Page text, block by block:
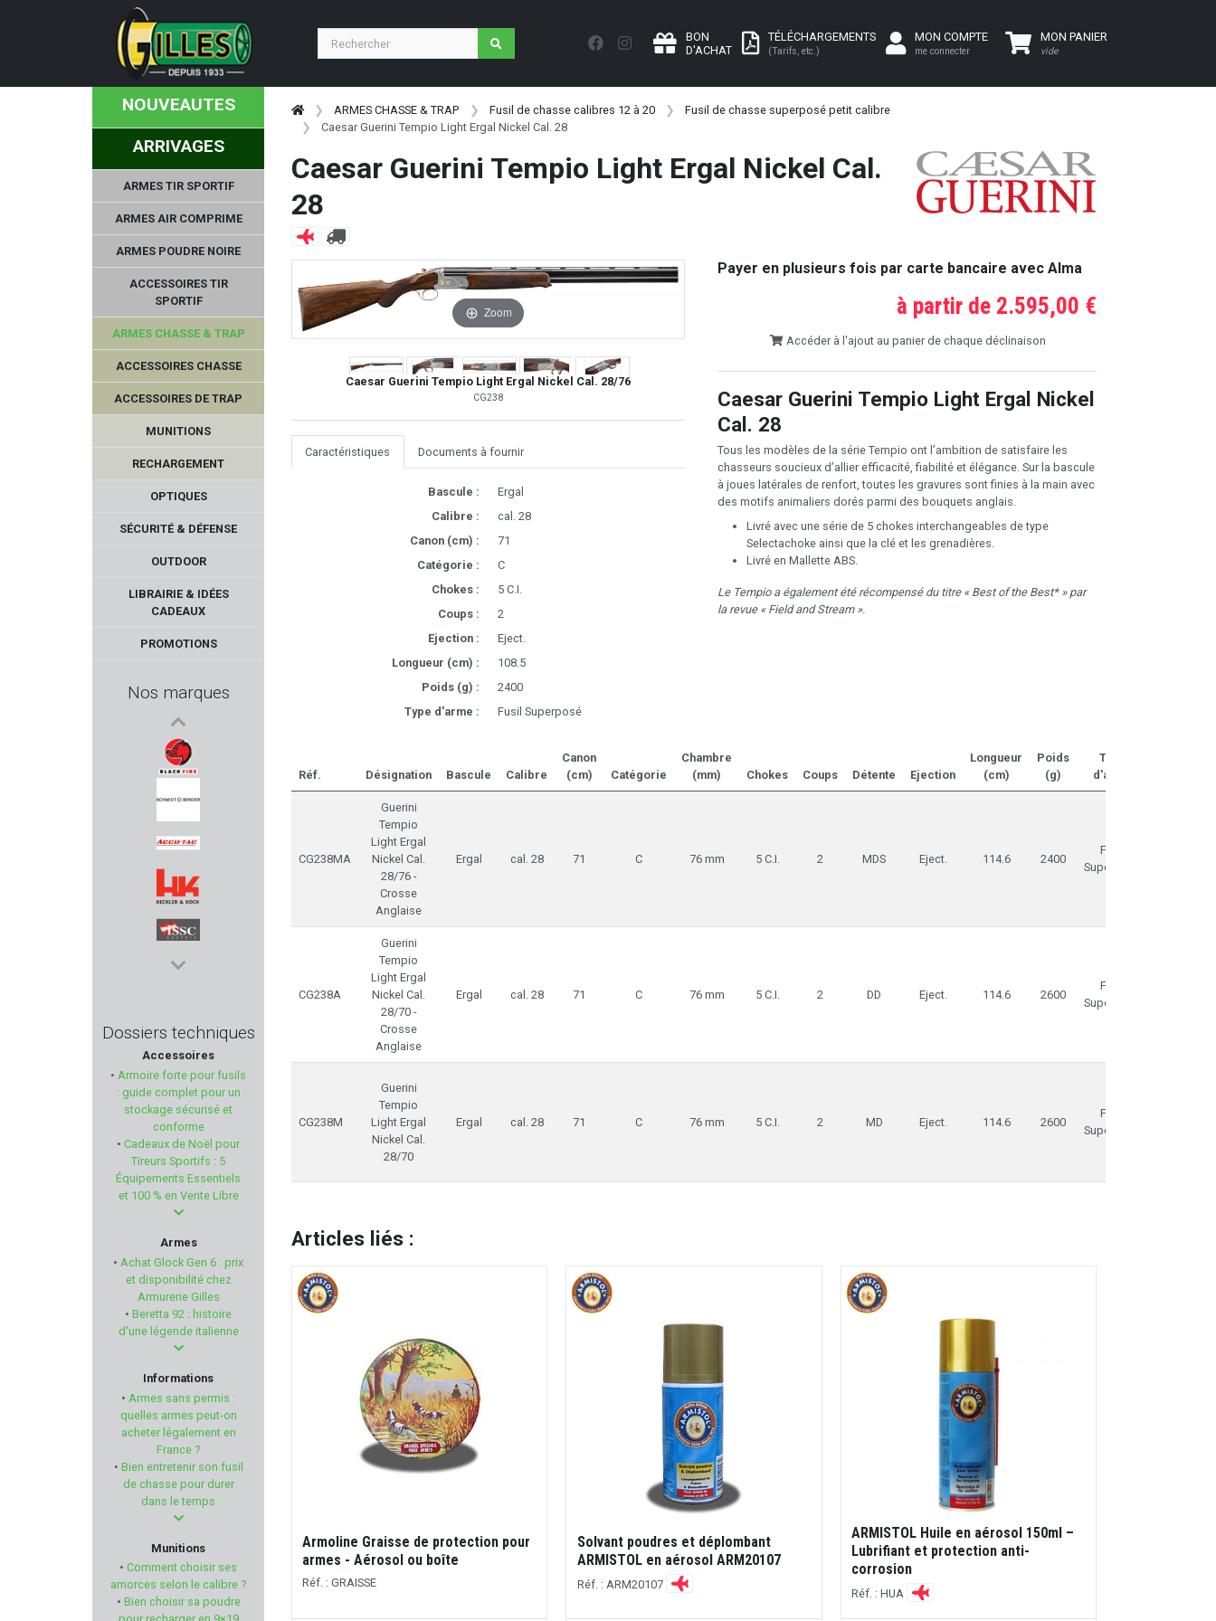
BON
D'ACHAT
TÉLÉCHARGEMENTS
(Tarifs, etc.)
MON COMPTE
me connecter
MON PANIER
vide
NOUVEAUTES
ARRIVAGES
ARMES TIR SPORTIF
ARMES AIR COMPRIME
ARMES POUDRE NOIRE
ACCESSOIRES TIR
SPORTIF
ARMES CHASSE & TRAP
ACCESSOIRES CHASSE
ACCESSOIRES DE TRAP
MUNITIONS
RECHARGEMENT
OPTIQUES
SÉCURITÉ & DÉFENSE
OUTDOOR
LIBRAIRIE & IDÉES
CADEAUX
PROMOTIONS
Nos marques
Seasons
BLACK FIRE
SCHMIDT & BENDER
ACCU-TAC
HECKLER & KOCH
ISSC Austria
SCHMEISSER
HERBERTZ
HOTRONIC
BRENNEKE
GEISSELE AUTOMATICS
HAMMERLI
NATURE DE BRENNE
ALTEX
ZEISS
KAHLES
Dossiers techniques
Accessoires
• Armoire forte pour fusils
: guide complet pour un
stockage sécurisé et
conforme
• Cadeaux de Noël pour
Tireurs Sportifs : 5
Équipements Essentiels
et 100 % en Vente Libre
Armes
• Achat Glock Gen 6 : prix
et disponibilité chez
Armurerie Gilles
• Beretta 92 : histoire
d'une légende italienne
Informations
• Armes sans permis :
quelles armes peut-on
acheter légalement en
France ?
• Bien entretenir son fusil
de chasse pour durer
dans le temps
Munitions
• Comment choisir ses
amorces selon le calibre ?
• Bien choisir sa poudre
ARMES CHASSE & TRAP Fusil de chasse calibres 12 à 20
Fusil de chasse superposé petit calibre
Caesar Guerini Tempio Light Ergal Nickel Cal. 28
Caesar Guerini Tempio Light Ergal Nickel Cal.
28
Zoom
Caesar Guerini Tempio Light Ergal Nickel Cal. 28/76
CG238
Caractéristiques Documents à fournir
Bascule :
Ergal
Calibre :
cal. 28
Canon (cm) :
71
Catégorie :
C
Chokes :
5 C.I.
Coups :
2
Ejection :
Eject.
Longueur (cm) :
108.5
Poids (g) :
2400
Type d'arme :
Fusil Superposé
Payer en plusieurs fois par carte bancaire avec Alma
à partir de 2.595,00 €
Accéder à l'ajout au panier de chaque déclinaison
Caesar Guerini Tempio Light Ergal Nickel
Cal. 28
Tous les modèles de la série Tempio ont l’ambition de satisfaire les
chasseurs soucieux d’allier efficacité, fiabilité et élégance. Sur la bascule
à joues latérales de renfort, toutes les gravures sont finies à la main avec
des motifs animaliers dorés parmi des bouquets anglais.
Livré avec une série de 5 chokes interchangeables de type
Selectachoke ainsi que la clé et les grenadières.
Livré en Mallette ABS.
Le Tempio a également été récompensé du titre « Best of the Best* » par
la revue « Field and Stream ».
Réf. Désignation Bascule Calibre
Canon
(cm)
Catégorie
Chambre
(mm)
Chokes Coups Détente Ejection
Longueur
(cm)
Poids
(g)
Type
d'arme
CG238MA
Guerini
Tempio
Light Ergal
Nickel Cal.
28/76 -
Crosse
Anglaise
Ergal cal. 28 71 C 76 mm 5 C.I. 2 MDS Eject. 114.6 2400
Fusil
Superposé
CG238A
Guerini
Tempio
Light Ergal
Nickel Cal.
28/70 -
Crosse
Anglaise
Ergal cal. 28 71 C 76 mm 5 C.I. 2 DD Eject. 114.6 2600
Fusil
Superposé
CG238M
Guerini
Tempio
Light Ergal
Nickel Cal.
28/70
Ergal cal. 28 71 C 76 mm 5 C.I. 2 MD Eject. 114.6 2600
Fusil
Superposé
Articles liés :
Armoline Graisse de protection pour
armes - Aérosol ou boîte
Réf. : GRAISSE
Solvant poudres et déplombant
ARMISTOL en aérosol ARM20107
Réf. : ARM20107
ARMISTOL Huile en aérosol 150ml –
Lubrifiant et protection anti-
corrosion
Réf. : HUA